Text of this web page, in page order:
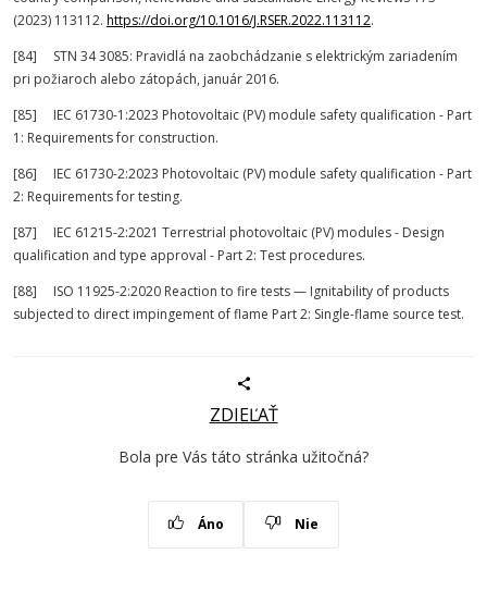
(2023) 113112. https://doi.org/10.1016/J.RSER.2022.113112.
[84] STN 34 3085: Pravidlá na zaobchádzanie s elektrickým zariadením
pri požiaroch alebo zátopách, január 2016.
[85] IEC 61730-1:2023 Photovoltaic (PV) module safety qualification - Part
1: Requirements for construction.
[86] IEC 61730-2:2023 Photovoltaic (PV) module safety qualification - Part
2: Requirements for testing.
[87] IEC 61215-2:2021 Terrestrial photovoltaic (PV) modules - Design
qualification and type approval - Part 2: Test procedures.
[88] ISO 11925-2:2020 Reaction to fire tests — Ignitability of products
subjected to direct impingement of flame Part 2: Single-flame source test.
ZDIEĽAŤ
Bola pre Vás táto stránka užitočná?
Áno Nie